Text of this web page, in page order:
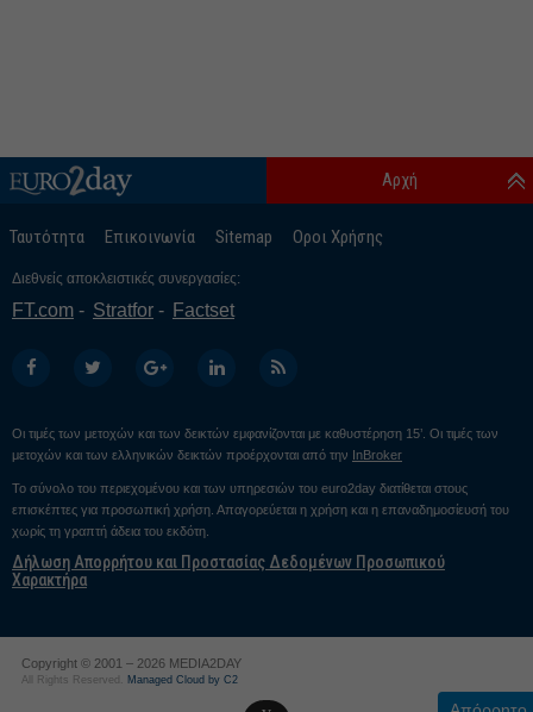
Ταυτότητα Επικοινωνία Sitemap Οροι Χρήσης
Αρχή
Διεθνείς αποκλειστικές συνεργασίες:
FT.com Stratfor Factset
Οι τιμές των μετοχών και των δεικτών εμφανίζονται με καθυστέρηση 15’. Οι τιμές των
μετοχών και των ελληνικών δεικτών προέρχονται από την InBroker
Το σύνολο του περιεχομένου και των υπηρεσιών του euro2day διατίθεται στους
επισκέπτες για προσωπική χρήση. Απαγορεύεται η χρήση και η επαναδημοσίευσή του
χωρίς τη γραπτή άδεια του εκδότη.
Δήλωση Απορρήτου και Προστασίας Δεδομένων Προσωπικού
Χαρακτήρα
Copyright © 2001 – 2026 MEDIA2DAY
All Rights Reserved. Managed Cloud by C2